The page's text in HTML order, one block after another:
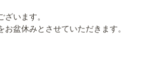
います。
盆休みとさせていただきます。